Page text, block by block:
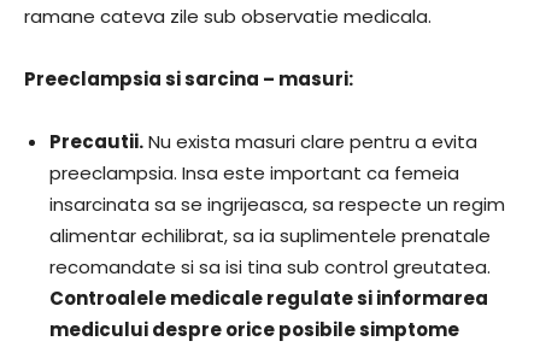
ramane cateva zile sub observatie medicala.
Preeclampsia si sarcina – masuri:
Precautii.Nu exista masuri clare pentru a evita
preeclampsia. Insa este important ca femeia
insarcinata sa se ingrijeasca, sa respecte un regim
alimentar echilibrat, sa ia suplimentele prenatale
recomandate si sa isi tina sub control greutatea.
Controalele medicale regulate si informarea
medicului despre orice posibile simptome